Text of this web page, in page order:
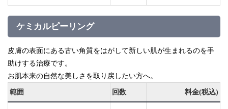
ケミカルピーリング
皮膚の表面にある古い角質をはがして新しい肌が生まれるのを手
助けする治療です。
お肌本来の自然な美しさを取り戻したい方へ。
範囲 回数 料金(税込)